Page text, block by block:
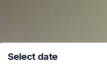
Select date